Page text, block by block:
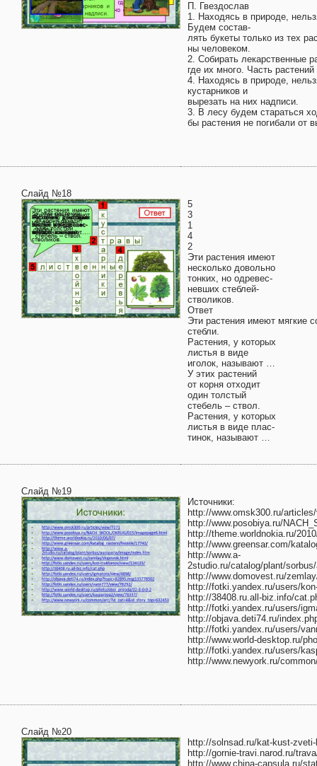
П. Гвездослав
1. Находясь в природе,
Будем состав-
лять букеты только из тех
ны человеком.
2. Собирать лекарственные
где их много. Часть
4. Находясь в природе,
кустарников и
вырезать на них надписи.
3. В лесу будем стараться
бы растения не погибали от
Слайд №18
5
3
1
4
2
Эти растения имеют
несколько довольно
тонких, но одревес-
невших стеблей-
стволиков.
Ответ
Эти растения имеют мягкие
стебли.
Растения, у которых
листья в виде
иголок, называют …
У этих растений
от корня отходит
один толстый
стебель – ствол.
Растения, у которых
листья в виде плас-
тинок, называют …
Слайд №19
Источники:
http://www.omsk300.ru/
http://www.posobiya.ru/
http://theme.worldnokia.ru/
http://www.greensar.com/
http://www.a-
2studio.ru/catalog/plant/
http://www.domovest.ru/
http://fotki.yandex.ru/users/
http://38408.ru.all-biz.info/
http://fotki.yandex.ru/users/
http://objava.deti74.ru/
http://fotki.yandex.ru/users/
http://www.world-desktop.ru/
http://fotki.yandex.ru/users/
http://www.newyork.ru/
Слайд №20
http://solnsad.ru/kat-kust-
http://gornie-travi.narod.ru/
http://www.china-capsula.ru/